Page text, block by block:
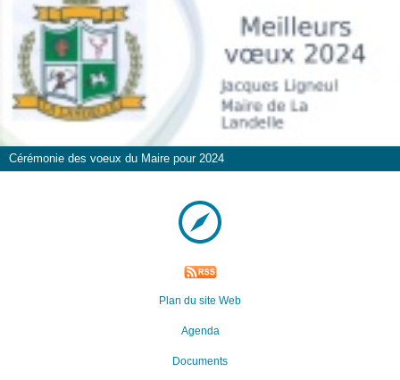
Cérémonie des voeux du Maire pour 2024
Plan du site Web
Agenda
Documents